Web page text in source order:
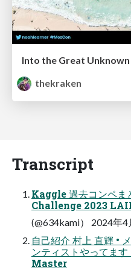
Into the Great
thekraken
Transcript
Kaggle 過去コンペ
Challenge 2023
(@634kami） 2024年4
自己紹介 村上 直輝 •
ンティストやってま
Master